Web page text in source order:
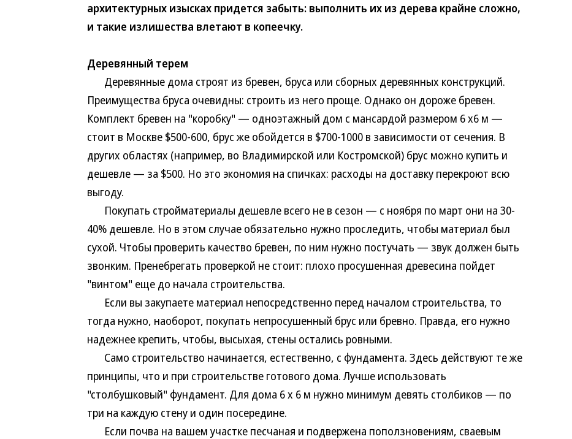
архитектурных изысках придется забыть: выполнить их из дерева крайне сложно,
и такие излишества влетают в копеечку.
Деревянный терем
Деревянные дома строят из бревен, бруса или сборных деревянных конструкций.
Преимущества бруса очевидны: строить из него проще. Однако он дороже бревен.
Комплект бревен на "коробку" — одноэтажный дом с мансардой размером 6 х6 м —
стоит в Москве $500-600, брус же обойдется в $700-1000 в зависимости от сечения. В
других областях (например, во Владимирской или Костромской) брус можно купить и
дешевле — за $500. Но это экономия на спичках: расходы на доставку перекроют всю
выгоду.
Покупать стройматериалы дешевле всего не в сезон — с ноября по март они на 30-
40% дешевле. Но в этом случае обязательно нужно проследить, чтобы материал был
сухой. Чтобы проверить качество бревен, по ним нужно постучать — звук должен быть
звонким. Пренебрегать проверкой не стоит: плохо просушенная древесина пойдет
"винтом" еще до начала строительства.
Если вы закупаете материал непосредственно перед началом строительства, то
тогда нужно, наоборот, покупать непросушенный брус или бревно. Правда, его нужно
надежнее крепить, чтобы, высыхая, стены остались ровными.
Само строительство начинается, естественно, с фундамента. Здесь действуют те же
принципы, что и при строительстве готового дома. Лучше использовать
"столбушковый" фундамент. Для дома 6 х 6 м нужно минимум девять столбиков — по
три на каждую стену и один посередине.
Если почва на вашем участке песчаная и подвержена поползновениям, сваевым